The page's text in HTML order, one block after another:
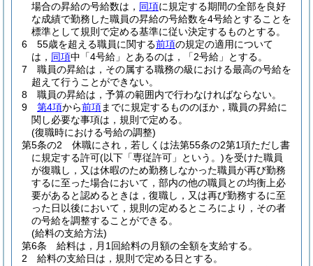
場合の昇給の号給数は， 同項に規定する期間の全部を良好
な成績で勤務した職員の昇給の号給数を4号給とすることを
標準として規則で定める基準に従い決定するものとする。
6
55歳を超える職員に関する前項の規定の適用について
は， 同項中「4号給」とあるのは，「2号給」とする。
7
職員の昇給は，その属する職務の級における最高の号給を
超えて行うことができない。
8
職員の昇給は，予算の範囲内で行わなければならない。
9
第4項から前項までに規定するもののほか，職員の昇給に
関し必要な事項は，規則で定める。
(復職時における号給の調整)
第5条の2
休職にされ，若しくは法第55条の2第1項ただし書
に規定する許可(以下「専従許可」という。)を受けた職員
が復職し，又は休暇のため勤務しなかった職員が再び勤務
するに至った場合において，部内の他の職員との均衡上必
要があると認めるときは，復職し，又は再び勤務するに至
った日以後において，規則の定めるところにより，その者
の号給を調整することができる。
(給料の支給方法)
第6条
給料は，月1回給料の月額の全額を支給する。
2
給料の支給日は，規則で定める日とする。